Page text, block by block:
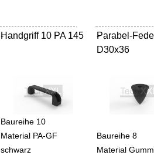
Handgriff 10 PA 145
-
Baureihe 10
Material PA-GF
schwarz
Parabel-
D30x36
-
Baureihe 8
Material